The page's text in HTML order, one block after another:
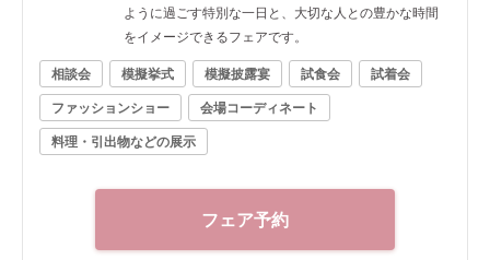
ように過ごす特別な一日と、大切な人との豊かな時間
をイメージできるフェアです。
相談会
模擬挙式 模擬披露宴 試食会
試着会
ファッションショー
会場コーディネート
料理・引出物などの展示
フェア予約